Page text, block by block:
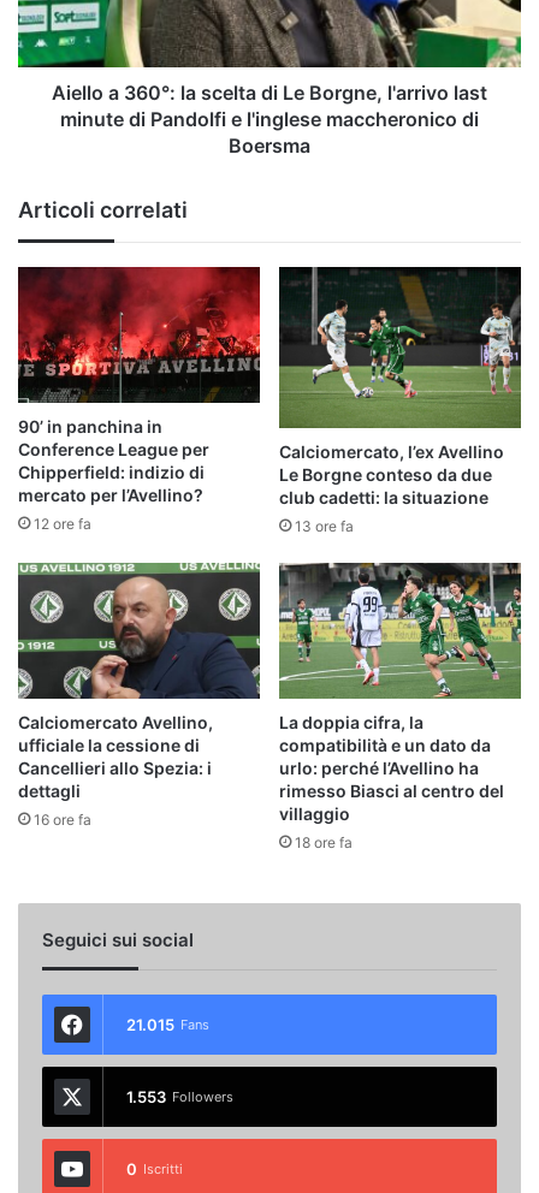
Le
Borgne,
l'arrivo
minute
l'inglese
maccheronico
di
Boersma
Aiello a 360°: la scelta di Le Borgne, l'arrivo last
minute di Pandolfi e l'inglese maccheronico di
Boersma
Articoli correlati
90’ in panchina in
Conference League per
Chipperfield: indizio di
mercato per l’Avellino?
12 ore fa
Calciomercato, l’ex Avellino
Le Borgne conteso da due
club cadetti: la situazione
13 ore fa
Calciomercato Avellino,
ufficiale la cessione di
Cancellieri allo Spezia: i
dettagli
16 ore fa
La doppia cifra, la
compatibilità e un dato da
urlo: perché l’Avellino ha
rimesso Biasci al centro del
villaggio
18 ore fa
Seguici sui social
21.015 Fans
1.553 Followers
0 Iscritti